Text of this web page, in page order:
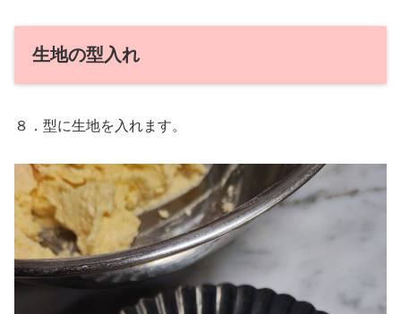
生地の型入れ
８．型に生地を入れます。